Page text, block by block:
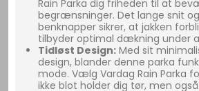
Rain Parka dig friheden til at
begrænsninger. Det lange snit
benknapper sikrer, at jakken
tilbyder optimal dækning under
Tidløst Design:Med sit
design, blander denne parka
mode. Vælg Vardag Rain Parka
ikke blot holder dig tør, men